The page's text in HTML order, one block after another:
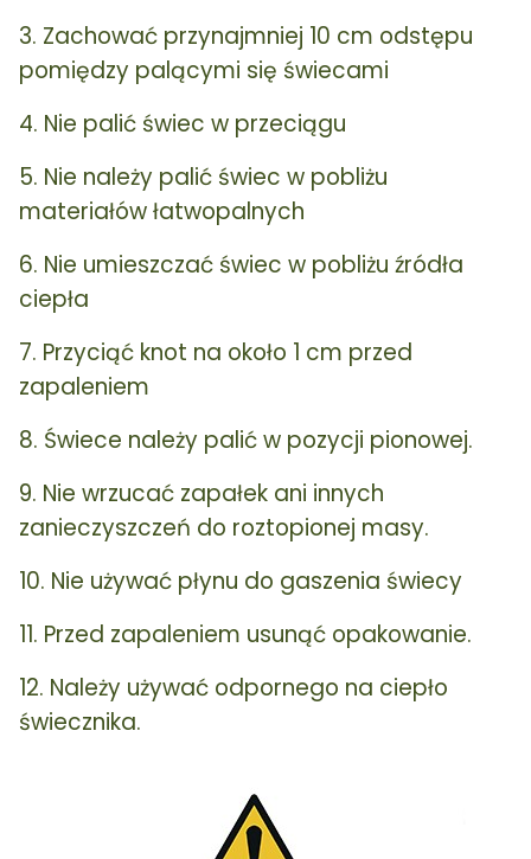
3. Zachować przynajmniej 10 cm odstępu
pomiędzy palącymi się świecami
4. Nie palić świec w przeciągu
5. Nie należy palić świec w pobliżu
materiałów łatwopalnych
6. Nie umieszczać świec w pobliżu źródła
ciepła
7. Przyciąć knot na około 1 cm przed
zapaleniem
8. Świece należy palić w pozycji pionowej.
9. Nie wrzucać zapałek ani innych
zanieczyszczeń do roztopionej masy.
10. Nie używać płynu do gaszenia świecy
11. Przed zapaleniem usunąć opakowanie.
12. Należy używać odpornego na ciepło
świecznika.